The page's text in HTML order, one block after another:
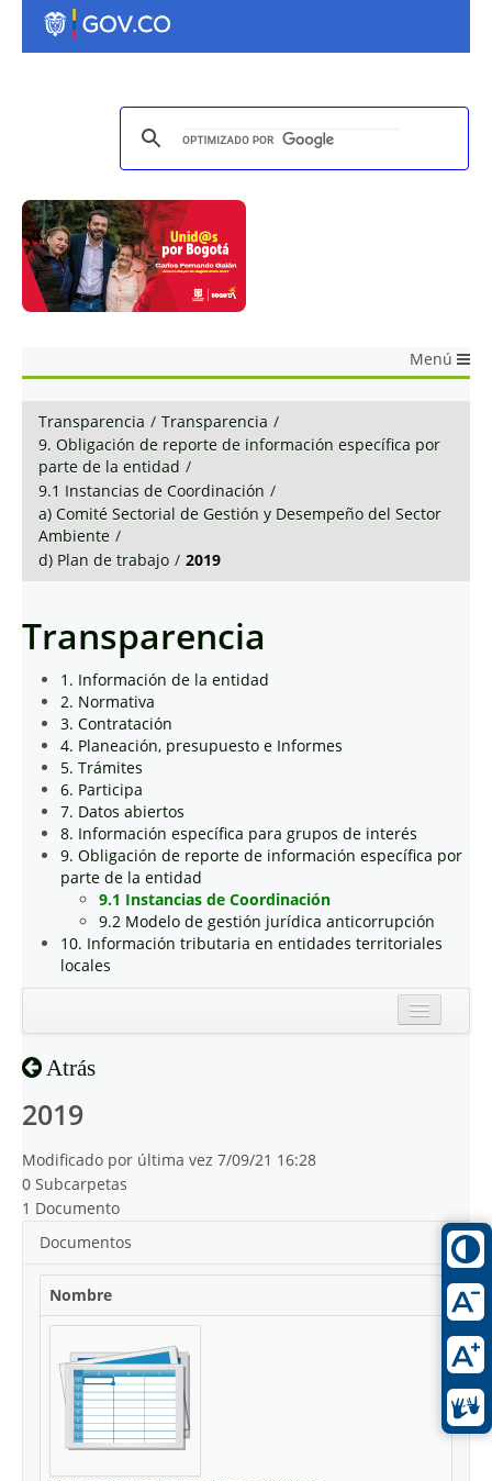
Menú
Transparencia / Transparencia /
9. Obligación de reporte de información específica por
parte de la entidad /
9.1 Instancias de Coordinación /
a) Comité Sectorial de Gestión y Desempeño del Sector
Ambiente /
d) Plan de trabajo / 2019
Transparencia
1. Información de la entidad
2. Normativa
3. Contratación
4. Planeación, presupuesto e Informes
5. Trámites
6. Participa
7. Datos abiertos
8. Información específica para grupos de interés
9. Obligación de reporte de información específica por
parte de la entidad
9.1 Instancias de Coordinación
9.2 Modelo de gestión jurídica anticorrupción
10. Información tributaria en entidades territoriales
locales
Atrás
2019
Modificado por última vez 7/09/21 16:28
0 Subcarpetas
1 Documento
Documentos
Nombre